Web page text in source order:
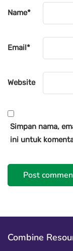
Name*
Email*
Website
Simpan nama,
ini untuk
Combine